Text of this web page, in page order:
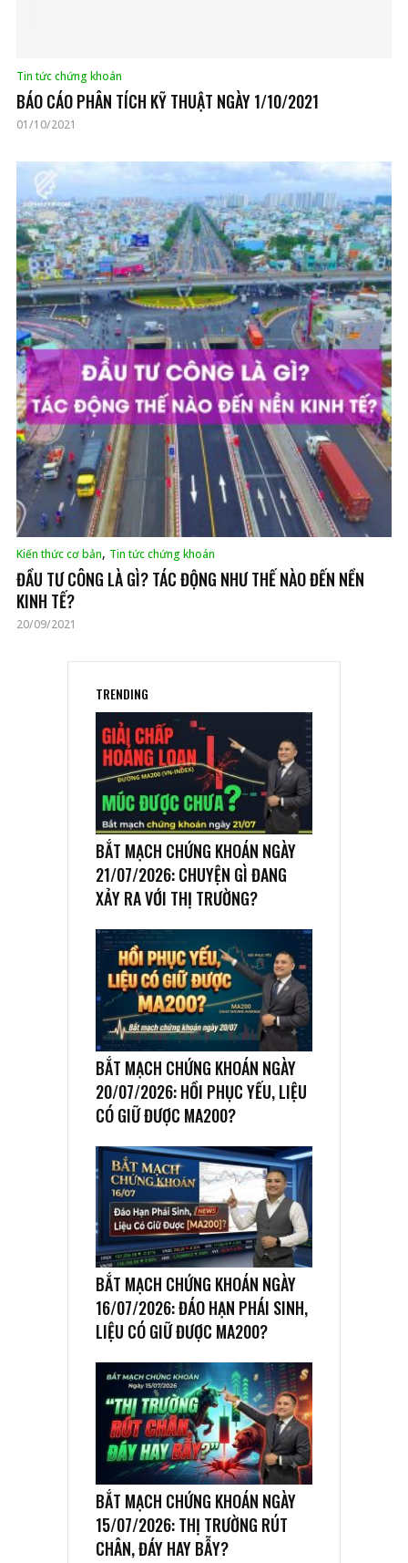
Tin tức chứng khoán
BÁO CÁO PHÂN TÍCH KỸ THUẬT NGÀY 1/10/2021
01/10/2021
Kiến thức cơ bản, Tin tức chứng khoán
ĐẦU TƯ CÔNG LÀ GÌ? TÁC ĐỘNG NHƯ THẾ NÀO ĐẾN NỀN
KINH TẾ?
20/09/2021
TRENDING
BẮT MẠCH CHỨNG KHOÁN NGÀY
21/07/2026: CHUYỆN GÌ ĐANG
XẢY RA VỚI THỊ TRƯỜNG?
BẮT MẠCH CHỨNG KHOÁN NGÀY
20/07/2026: HỒI PHỤC YẾU, LIỆU
CÓ GIỮ ĐƯỢC MA200?
BẮT MẠCH CHỨNG KHOÁN NGÀY
16/07/2026: ĐÁO HẠN PHÁI SINH,
LIỆU CÓ GIỮ ĐƯỢC MA200?
BẮT MẠCH CHỨNG KHOÁN NGÀY
15/07/2026: THỊ TRƯỜNG RÚT
CHÂN, ĐÁY HAY BẪY?